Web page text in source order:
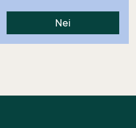
Nei